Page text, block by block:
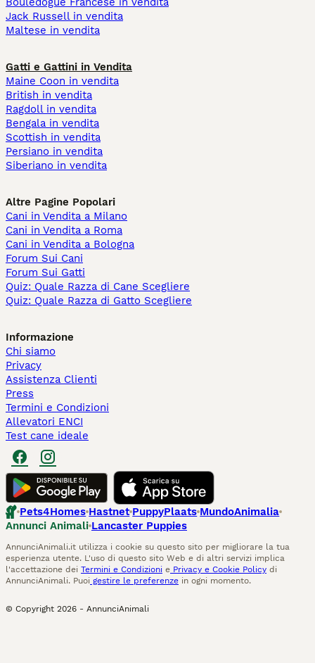
Jack Russell in vendita
Maltese in vendita
Gatti e Gattini in Vendita
Maine Coon in vendita
British in vendita
Ragdoll in vendita
Bengala in vendita
Scottish in vendita
Persiano in vendita
Siberiano in vendita
Altre Pagine Popolari
Cani in Vendita a Milano
Cani in Vendita a Roma
Cani in Vendita a Bologna
Forum Sui Cani
Forum Sui Gatti
Quiz: Quale Razza di Cane Scegliere
Quiz: Quale Razza di Gatto Scegliere
Informazione
Chi siamo
Privacy
Assistenza Clienti
Press
Termini e Condizioni
Allevatori ENCI
Test cane ideale
Pets4Homes Hastnet PuppyPlaats MundoAnimalia
Annunci Animali Lancaster Puppies
AnnunciAnimali.it utilizza i cookie su questo sito per migliorare la tua
esperienza utente. L'uso di questo sito Web e di altri servizi implica
l'accettazione dei Termini e Condizioni e Privacy e Cookie Policy di
AnnunciAnimali. Puoi gestire le preferenze in ogni momento.
© Copyright 2026 - AnnunciAnimali